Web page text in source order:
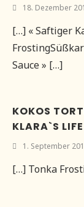
18. Dezember
[…] « Saftiger
Sauce » […]
KOKOS
KLARA`S LIFE
1. September
[…] Tonka